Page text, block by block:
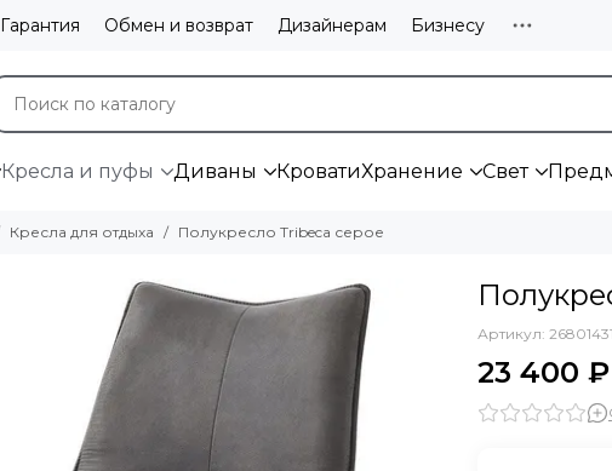
Гарантия Обмен и возврат Дизайнерам Бизнесу
Кресла и пуфы Диваны КроватиХранение Свет
Кресла для отдыха Полукресло Tribeca серое
Артикул:
23 400 ₽